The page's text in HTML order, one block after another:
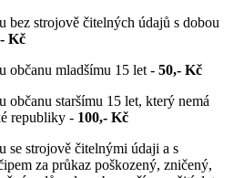
bez strojově čitelných údajů s dobou
Kč
občanu mladšímu 15 let - 50,- Kč
občanu staršímu 15 let, který nemá
republiky - 100,- Kč
se strojově čitelnými údaji a s
za průkaz poškozený, zničený,